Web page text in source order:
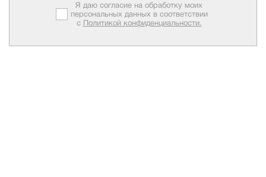
Я даю согласие на обработку моих
персональных данных в соответствии
с Политикой конфиденциальности.